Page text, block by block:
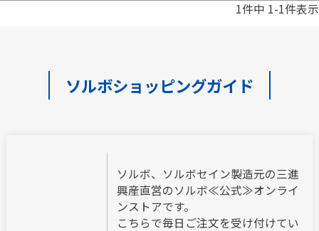
1件中 1-1件表示
ソルボショッピングガイド
ソルボ、ソルボセイン製造元の三進
興産直営のソルボ≪公式≫オンライ
ンストアです。
こちらで毎日ご注文を受け付けてい